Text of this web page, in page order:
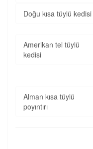
Doğu kısa tüylü kedisi
Amerikan tel tüylü
kedisi
Alman kısa tüylü
poyıntırı